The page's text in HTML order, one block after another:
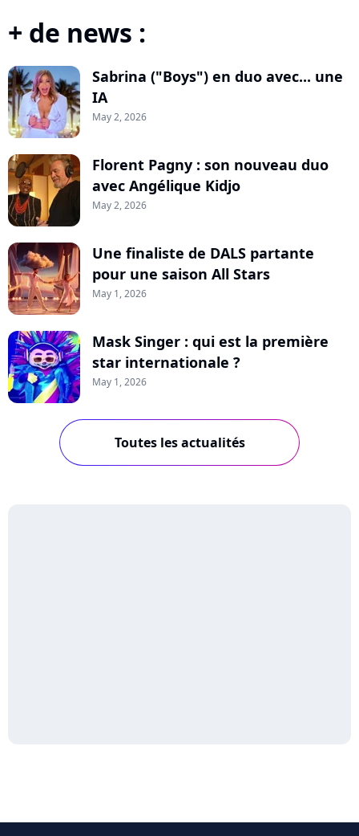
+ de news :
Sabrina ("Boys") en duo avec... une
IA
May 2, 2026
Florent Pagny : son nouveau duo
avec Angélique Kidjo
May 2, 2026
Une finaliste de DALS partante
pour une saison All Stars
May 1, 2026
Mask Singer : qui est la première
star internationale ?
May 1, 2026
Toutes les actualités